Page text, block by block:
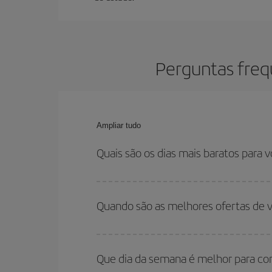
Perguntas
Ampliar tudo
Quais são os dias mais baratos para
para onde você quer ir e quais datas você
volta, para que você possa encontrar a melhor
Quando são as melhores ofertas de
são considerados alta temporada. Além disso,
encontrará.
Que dia da semana é melhor para